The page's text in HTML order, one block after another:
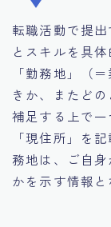
転職活動で提
とスキルを具
「勤務地」（
きか、またど
補足する上で
「現住所」を
務地は、ご自
かを示す情報と